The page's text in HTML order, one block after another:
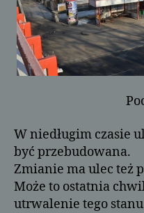
W niedługim czasie
być przebudowana.
Zmianie ma ulec też
Może to ostatnia
utrwalenie tego stanu